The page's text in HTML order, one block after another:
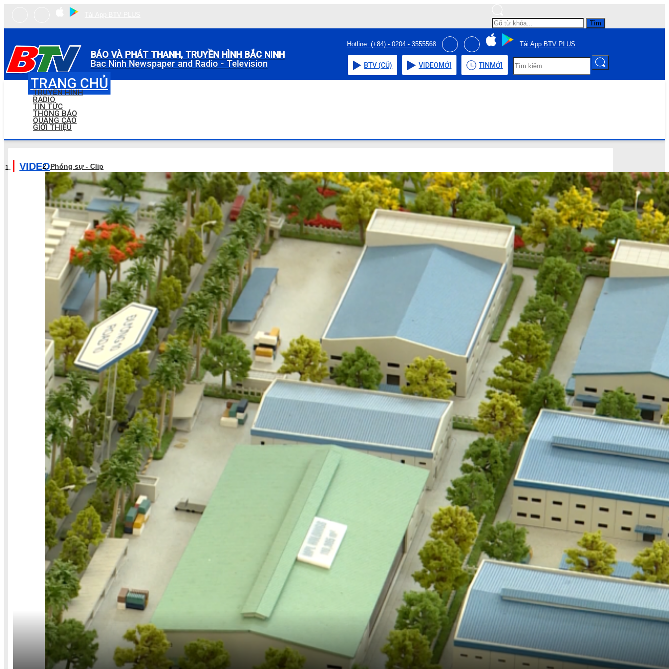
Tìm
BÁO VÀ PHÁT THANH, TRUYỀN HÌNH BẮC NINH
Bac Ninh Newspaper and Radio - Television
Hotline: (+84) - 0204 - 3555568 Tải App BTV PLUS
BTV (CŨ) VIDEOMỚI TIN MỚI
TRANG CHỦ
TRUYỀN HÌNH
RADIO
TIN TỨC
THÔNG BÁO
QUẢNG CÁO
GIỚI THIỆU
VIDEOPhóng sự - Clip